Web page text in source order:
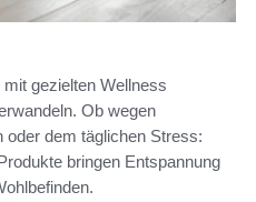
gezielten Wellness
Ob wegen
oder dem täglichen Stress:
bringen Entspannung